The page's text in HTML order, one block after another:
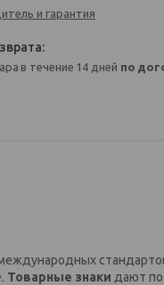
и гарантия
в течение 14 дней по
Товарные знаки дают